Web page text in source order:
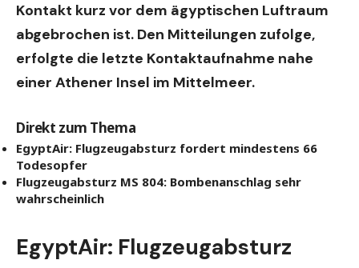
Kontakt kurz vor dem ägyptischen Luftraum
abgebrochen ist. Den Mitteilungen zufolge,
erfolgte die letzte Kontaktaufnahme nahe
einer Athener Insel im Mittelmeer.
Direkt zum Thema
EgyptAir: Flugzeugabsturz fordert mindestens 66
Todesopfer
Flugzeugabsturz MS 804: Bombenanschlag sehr
wahrscheinlich
EgyptAir: Flugzeugabsturz